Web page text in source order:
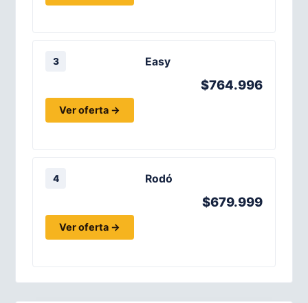
3 Easy
$764.996
Ver oferta →
4 Rodó
$679.999
Ver oferta →